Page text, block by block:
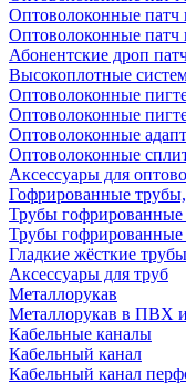
Оптоволоконные
Оптоволоконные
Абонентские дроп
Высокоплотные
Оптоволоконные
Оптоволоконные
Оптоволоконные
Оптоволоконные
Аксессуары для
Гофрированные
Трубы
Трубы
Гладкие жёсткие
Аксессуары для труб
Металлорукав
Металлорукав в ПВХ
Кабельные каналы
Кабельный канал
Кабельный канал